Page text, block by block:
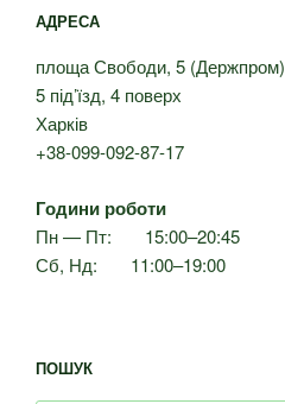
АДРЕСА
площа Свободи, 5 (Держпром)
5 під’їзд, 4 поверх
Харків
+38-099-092-87-17
Години роботи
Пн — Пт: 15:00–20:45
Сб, Нд: 11:00–19:00
ПОШУК